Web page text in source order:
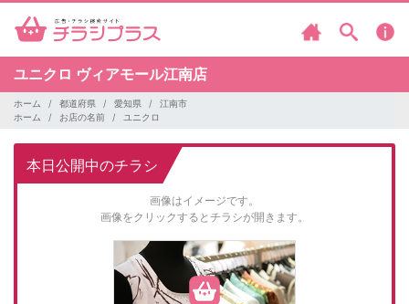
ユニクロ ヴィアモール江南店
ホーム 都道府県 愛知県
江南市
ホーム
お店の名前 ユニクロ
本日公開中のチラシ
画像はイメージです。
画像をクリックするとチラシが開きます。